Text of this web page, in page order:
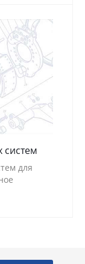
систем
для